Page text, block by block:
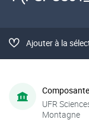
Ajouter à la
Composante
UFR
Montagne